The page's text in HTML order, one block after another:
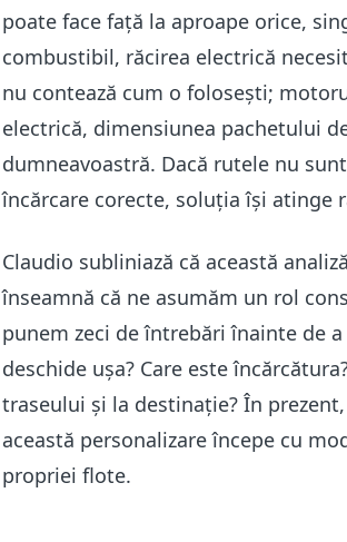
poate face față la aproape orice,
combustibil, răcirea electrică
nu contează cum o folosești;
electrică, dimensiunea pachetului
dumneavoastră. Dacă rutele nu
încărcare corecte, soluția își atinge
Claudio subliniază că această
înseamnă că ne asumăm un rol
punem zeci de întrebări înainte de
deschide ușa? Care este
traseului și la destinație? În
această personalizare începe cu
propriei flote.